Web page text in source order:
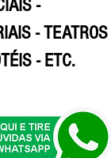
-
- TEATROS
- ETC.